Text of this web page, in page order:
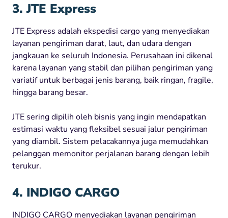
3. JTE Express
JTE Express adalah ekspedisi cargo yang menyediakan
layanan pengiriman darat, laut, dan udara dengan
jangkauan ke seluruh Indonesia. Perusahaan ini dikenal
karena layanan yang stabil dan pilihan pengiriman yang
variatif untuk berbagai jenis barang, baik ringan, fragile,
hingga barang besar.
JTE sering dipilih oleh bisnis yang ingin mendapatkan
estimasi waktu yang fleksibel sesuai jalur pengiriman
yang diambil. Sistem pelacakannya juga memudahkan
pelanggan memonitor perjalanan barang dengan lebih
terukur.
4. INDIGO CARGO
INDIGO CARGO menyediakan layanan pengiriman